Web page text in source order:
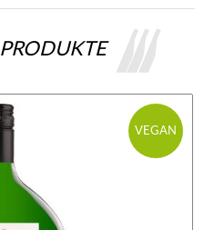
PRODUKTE
VEGAN